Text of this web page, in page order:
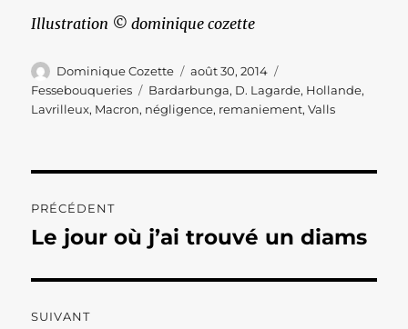
Illustration © dominique cozette
Auteur
Dominique Cozette
Publié
le
août 30, 2014
Fessebouqueries
Étiquettes
Bardarbunga, D. Lagarde, Hollande,
Lavrilleux, Macron, négligence, remaniement,Valls
de
PRÉCÉDENT
Publication
Le jour où j’ai trouvé un diams
SUIVANT